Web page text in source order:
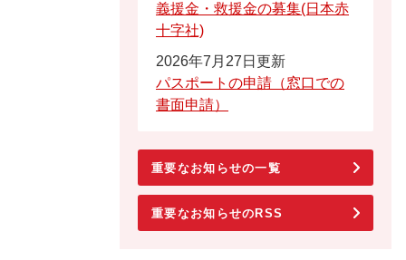
義援金・救援金の募集(日本赤
十字社)
2026年7月27日更新
パスポートの申請（窓口での
書面申請）
重要なお知らせの一覧
重要なお知らせのRSS